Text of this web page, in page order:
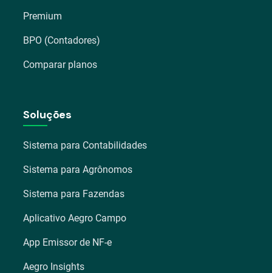
Premium
BPO (Contadores)
Comparar planos
Soluções
Sistema para Contabilidades
Sistema para Agrônomos
Sistema para Fazendas
Aplicativo Aegro Campo
App Emissor de NF-e
Aegro Insights